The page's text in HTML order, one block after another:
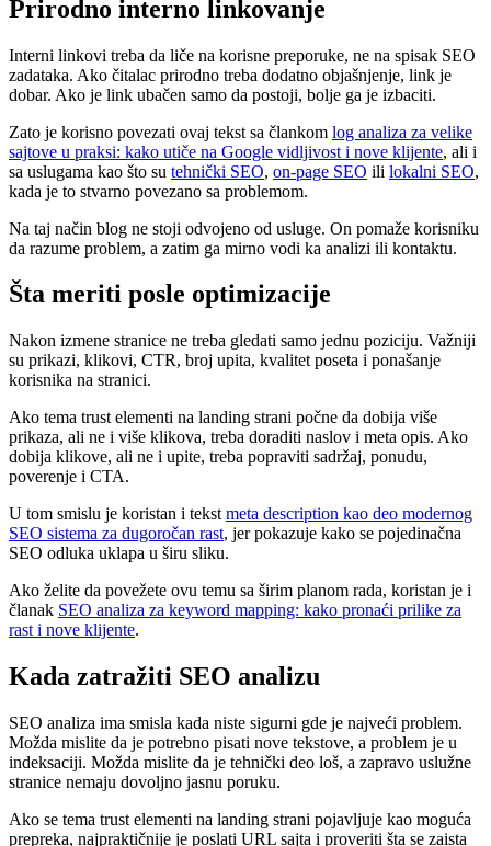
Prirodno interno linkovanje
Interni linkovi treba da liče na korisne preporuke, ne na spisak SEO
zadataka. Ako čitalac prirodno treba dodatno objašnjenje, link je
dobar. Ako je link ubačen samo da postoji, bolje ga je izbaciti.
Zato je korisno povezati ovaj tekst sa člankom log analiza za velike
sajtove u praksi: kako utiče na Google vidljivost i nove klijente, ali i
sa uslugama kao što su tehnički SEO, on-page SEO ili lokalni SEO,
kada je to stvarno povezano sa problemom.
Na taj način blog ne stoji odvojeno od usluge. On pomaže korisniku
da razume problem, a zatim ga mirno vodi ka analizi ili kontaktu.
Šta meriti posle optimizacije
Nakon izmene stranice ne treba gledati samo jednu poziciju. Važniji
su prikazi, klikovi, CTR, broj upita, kvalitet poseta i ponašanje
korisnika na stranici.
Ako tema trust elementi na landing strani počne da dobija više
prikaza, ali ne i više klikova, treba doraditi naslov i meta opis. Ako
dobija klikove, ali ne i upite, treba popraviti sadržaj, ponudu,
poverenje i CTA.
U tom smislu je koristan i tekst meta description kao deo modernog
SEO sistema za dugoročan rast, jer pokazuje kako se pojedinačna
SEO odluka uklapa u širu sliku.
Ako želite da povežete ovu temu sa širim planom rada, koristan je i
članak SEO analiza za keyword mapping: kako pronaći prilike za
rast i nove klijente.
Kada zatražiti SEO analizu
SEO analiza ima smisla kada niste sigurni gde je najveći problem.
Možda mislite da je potrebno pisati nove tekstove, a problem je u
indeksaciji. Možda mislite da je tehnički deo loš, a zapravo uslužne
stranice nemaju dovoljno jasnu poruku.
Ako se tema trust elementi na landing strani pojavljuje kao moguća
prepreka, najpraktičnije je poslati URL sajta i proveriti šta se zaista